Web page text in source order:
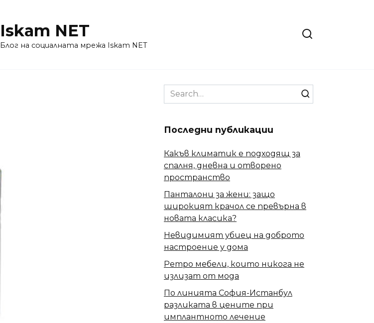
Iskam NET
Блог на социалната мрежа Iskam NET
Search
for:
Последни публикации
Какъв климатик е подходящ за
спалня, дневна и отворено
пространство
Панталони за жени: защо
широкият крачол се превърна в
новата класика?
Невидимият убиец на доброто
настроение у дома
Ретро мебели, които никога не
излизат от мода
По линията София-Истанбул
разликата в цените при
имплантното лечение